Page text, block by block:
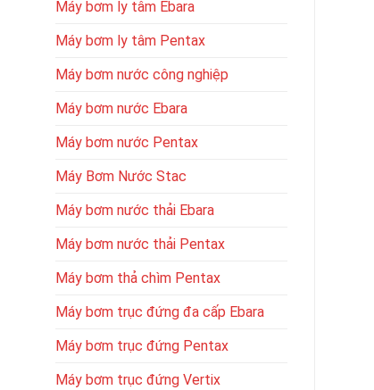
Máy bơm ly tâm Ebara
Máy bơm ly tâm Pentax
Máy bơm nước công nghiệp
Máy bơm nước Ebara
Máy bơm nước Pentax
Máy Bơm Nước Stac
Máy bơm nước thải Ebara
Máy bơm nước thải Pentax
Máy bơm thả chìm Pentax
Máy bơm trục đứng đa cấp Ebara
Máy bơm trục đứng Pentax
Máy bơm trục đứng Vertix